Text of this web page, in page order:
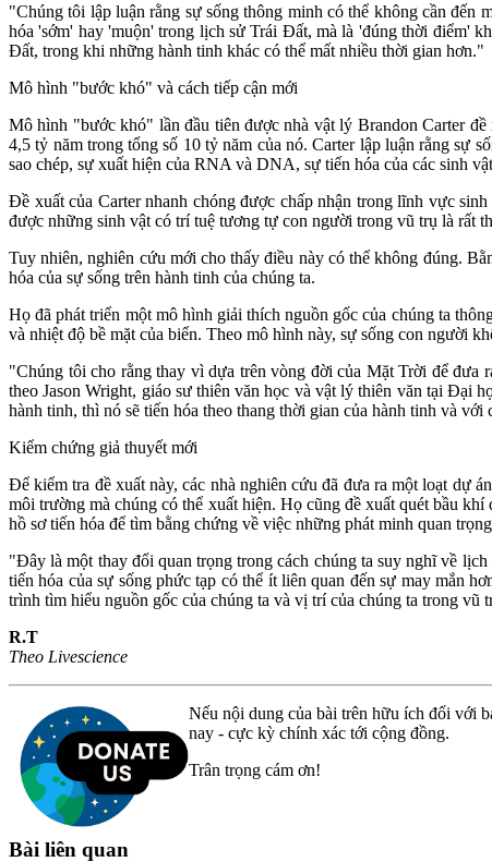
"Chúng tôi lập luận rằng sự sống thông minh có thể không cần
hóa 'sớm' hay 'muộn' trong lịch sử Trái Đất, mà là 'đúng thời điểm'
Đất, trong khi những hành tinh khác có thể mất nhiều thời gian hơn."
Mô hình "bước khó" và cách tiếp cận mới
Mô hình "bước khó" lần đầu tiên được nhà vật lý Brandon Carter
4,5 tỷ năm trong tổng số 10 tỷ năm của nó. Carter lập luận rằng sự
sao chép, sự xuất hiện của RNA và DNA, sự tiến hóa của các sinh
Đề xuất của Carter nhanh chóng được chấp nhận trong lĩnh vực
được những sinh vật có trí tuệ tương tự con người trong vũ trụ là rất
Tuy nhiên, nghiên cứu mới cho thấy điều này có thể không đúng.
hóa của sự sống trên hành tinh của chúng ta.
Họ đã phát triển một mô hình giải thích nguồn gốc của chúng ta
và nhiệt độ bề mặt của biển. Theo mô hình này, sự sống con người
"Chúng tôi cho rằng thay vì dựa trên vòng đời của Mặt Trời để đưa
theo Jason Wright, giáo sư thiên văn học và vật lý thiên văn tại Đại
hành tinh, thì nó sẽ tiến hóa theo thang thời gian của hành tinh và với
Kiểm chứng giả thuyết mới
Để kiểm tra đề xuất này, các nhà nghiên cứu đã đưa ra một loạt dự
môi trường mà chúng có thể xuất hiện. Họ cũng đề xuất quét bầu
hồ sơ tiến hóa để tìm bằng chứng về việc những phát minh quan
"Đây là một thay đổi quan trọng trong cách chúng ta suy nghĩ về
tiến hóa của sự sống phức tạp có thể ít liên quan đến sự may mắn
trình tìm hiểu nguồn gốc của chúng ta và vị trí của chúng ta trong vũ
R.T
Theo Livescience
Nếu nội dung của bài trên hữu ích đối với
nay - cực kỳ chính xác tới cộng đồng.
Trân trọng cám ơn!
Bài liên quan